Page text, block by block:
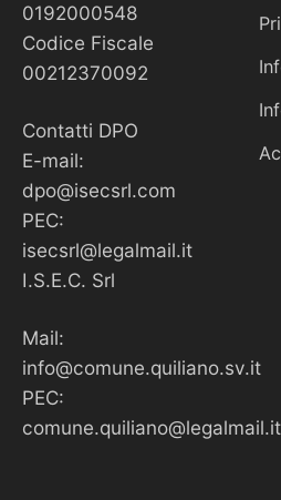
0192000548
Codice Fiscale
00212370092
Contatti DPO
E-mail:
dpo@isecsrl.com
PEC:
isecsrl@legalmail.it
I.S.E.C. Srl
Mail:
info@comune.quiliano.sv.it
PEC:
comune.quiliano@legalmail.it